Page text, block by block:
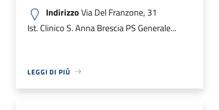
IndirizzoVia Del Franzone, 31
Ist. Clinico S. Anna Brescia PS Generale...
LEGGI DI PIÙ